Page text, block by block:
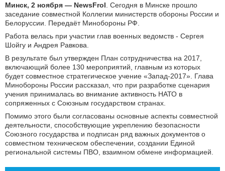
АВТО И МОТО
Минск, 2 ноября — NewsFrol . Сегодня в Минске прошло
заседание совместной Коллегии министерств обороны России и
Белоруссии. Передаёт Минобороны РФ.
Работа велась при участии глав военных ведомств - Сергея
Шойгу и Андрея Равкова.
В результате был утвержден План сотрудничества на 2017,
включающий более 130 мероприятий, главным из которых
будет совместное стратегическое учение «Запад-2017». Глава
Минобороны России рассказал, что при разработке сценария
учения принималась во внимание активность НАТО в
сопряженных с Союзным государством странах.
Помимо этого были согласованы основные аспекты совместной
деятельности, способствующие укреплению безопасности
Союзного государства и подписан ряд важных документов о
совместном техническом обеспечении, создании Единой
региональной системы ПВО, взаимном обмене информацией.